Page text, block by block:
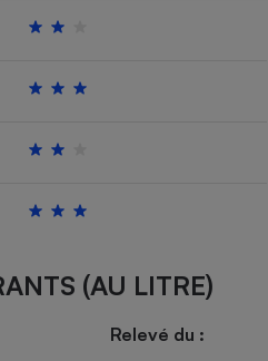
(AU LITRE)
Relevé du :